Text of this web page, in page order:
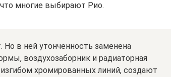
многие выбирают Рио.
Но в ней утонченность заменена
воздухозаборник и радиаторная
хромированных линий, создают